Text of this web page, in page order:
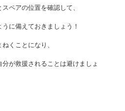
ペアの位置を確認して、
に備えておきましょう！
くことになり、
が救援されることは避けましょ